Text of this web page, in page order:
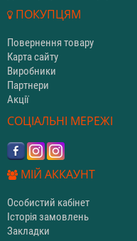
ПОКУПЦЯМ
Повернення товару
Карта сайту
Виробники
Партнери
Акції
СОЦІАЛЬНІ МЕРЕЖІ
МІЙ АККАУНТ
Особистий кабінет
Історія замовлень
Закладки